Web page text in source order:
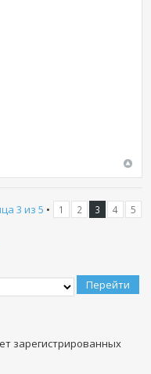
3 из 5 • 1 2 3 4 5
зарегистрированных